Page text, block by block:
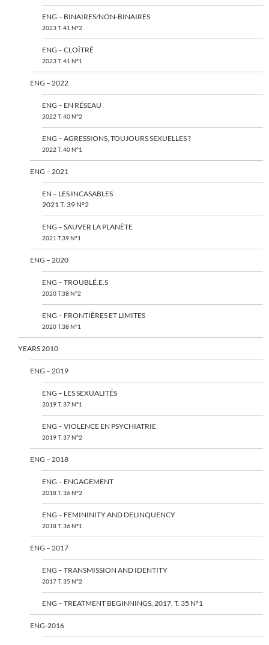
ENG – BINAIRES/NON-BINAIRES
2023 T. 41 N°2
ENG – CLOÎTRÉ
2023 T. 41 N°1
ENG – 2022
ENG – EN RÉSEAU
2022 T. 40 N°2
ENG – AGRESSIONS, TOUJOURS SEXUELLES ?
2022 T. 40 N°1
ENG – 2021
EN – LES INCASABLES
2021 T. 39 N°2
ENG – SAUVER LA PLANÈTE
2021 T.39 N°1
ENG – 2020
ENG – TROUBLÉ.E.S
2020 T.38 N°2
ENG – FRONTIÈRES ET LIMITES
2020 T.38 N°1
YEARS 2010
ENG – 2019
ENG – LES SEXUALITÉS
2019 T. 37 N°1
ENG – VIOLENCE EN PSYCHIATRIE
2019 T. 37 N°2
ENG – 2018
ENG – ENGAGEMENT
2018 T. 36 N°2
ENG – FEMININITY AND DELINQUENCY
2018 T. 36 N°1
ENG – 2017
ENG – TRANSMISSION AND IDENTITY
2017 T. 35 N°2
ENG – TREATMENT BEGINNINGS, 2017, T. 35 N°1
ENG-2016